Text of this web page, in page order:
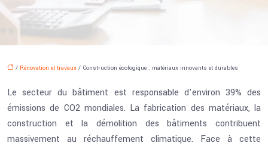
/ Rénovation et travaux / Construction écologique : matériaux innovants et durables
Le secteur du bâtiment est responsable d’environ 39% des
émissions de CO2 mondiales. La fabrication des matériaux, la
construction et la démolition des bâtiments contribuent
massivement au réchauffement climatique. Face à cette